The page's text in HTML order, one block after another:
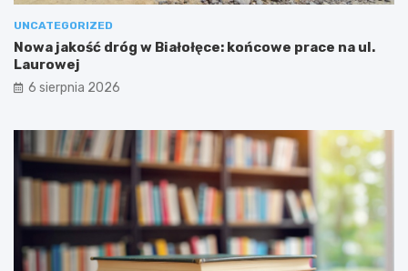
UNCATEGORIZED
Nowa jakość dróg w Białołęce: końcowe prace na ul.
Laurowej
6 sierpnia 2026